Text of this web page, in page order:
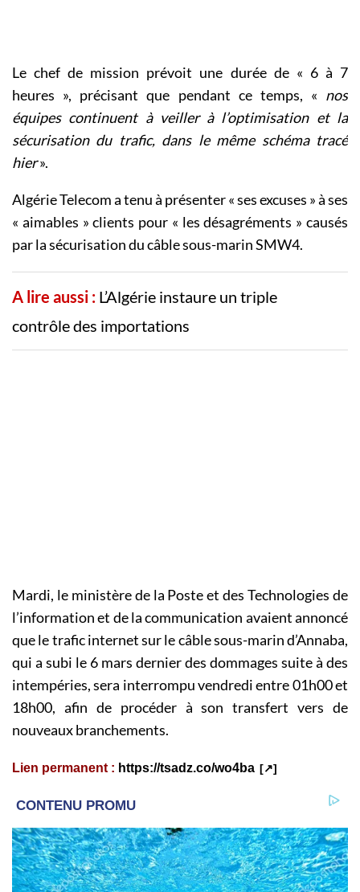
Le chef de mission prévoit une durée de « 6 à 7
heures », précisant que pendant ce temps, « nos
équipes continuent à veiller à l’optimisation et la
sécurisation du trafic, dans le même schéma tracé
hier».
Algérie Telecom a tenu à présenter « ses excuses » à ses
« aimables » clients pour « les désagréments » causés
par la sécurisation du câble sous-marin SMW4.
A lire aussi : L’Algérie instaure un triple
contrôle des importations
Mardi, le ministère de la Poste et des Technologies de
l’information et de la communication avaient annoncé
que le trafic internet sur le câble sous-marin d’Annaba,
qui a subi le 6 mars dernier des dommages suite à des
intempéries, sera interrompu vendredi entre 01h00 et
18h00, afin de procéder à son transfert vers de
nouveaux branchements.
Lien permanent : https://tsadz.co/wo4ba